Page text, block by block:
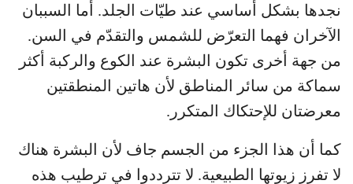
نجدها بشكل أساسي عند طيّات الجلد. أما السببان
الآخران فهما التعرّض للشمس والتقدّم في السن.
من جهة أخرى تكون البشرة عند الكوع والركبة أكثر
سماكة من سائر المناطق لأن هاتين المنطقتين
معرضتان للإحتكاك المتكرر.
كما أن هذا الجزء من الجسم جاف لأن البشرة هناك
لا تفرز زيوتها الطبيعية. لا تترددوا في ترطيب هذه